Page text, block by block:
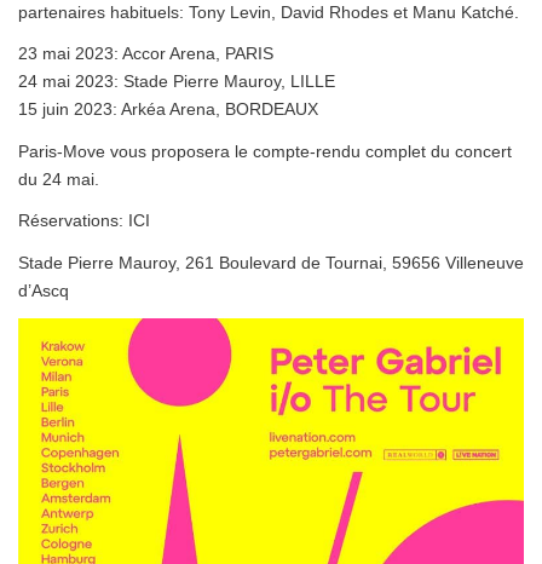
partenaires habituels: Tony Levin, David Rhodes et Manu Katché.
23 mai 2023: Accor Arena, PARIS
24 mai 2023: Stade Pierre Mauroy, LILLE
15 juin 2023: Arkéa Arena, BORDEAUX
Paris-Move vous proposera le compte-rendu complet du concert
du 24 mai.
Réservations: ICI
Stade Pierre Mauroy, 261 Boulevard de Tournai, 59656 Villeneuve
d’Ascq